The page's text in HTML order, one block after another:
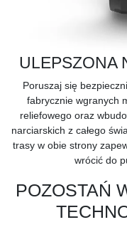
ULEPSZONA
Poruszaj się
fabrycznie wgranych
reliefowego oraz
narciarskich z całego
trasy w obie strony
wrócić do
POZOSTAŃ